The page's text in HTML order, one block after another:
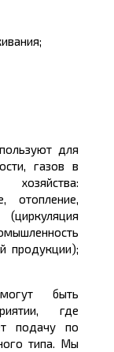
для
газов в
отопление,
продукции);
быть
где
подачу по
типа. Мы